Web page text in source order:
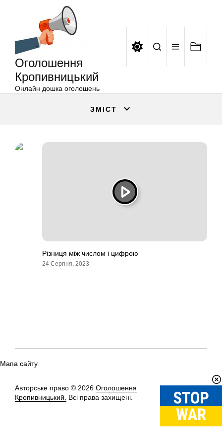
Оголошення
Кропивницький
Онлайн дошка оголошень
ЗМІСТ
Різниця між числом і цифрою
24 Серпня, 2023
Мапа сайту
Авторське право © 2026 Оголошення
Кропивницький.
Всі права захищені.
Вгору↑